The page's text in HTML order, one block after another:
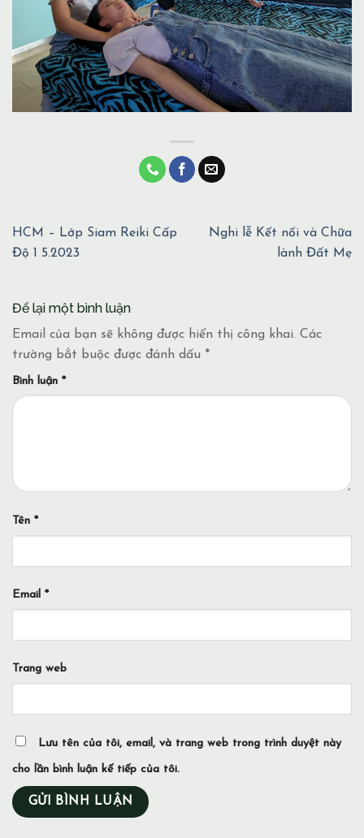
HCM – Lớp Siam Reiki Cấp
Độ 1 5.2023
Nghi lễ Kết nối và Chữa
lành Đất Mẹ
Để lại một bình luận
Email của bạn sẽ không được hiển thị công khai. Các
trường bắt buộc được đánh dấu *
Bình luận *
Tên *
Email *
Trang web
Lưu tên của tôi, email, và trang web trong trình duyệt này
cho lần bình luận kế tiếp của tôi.